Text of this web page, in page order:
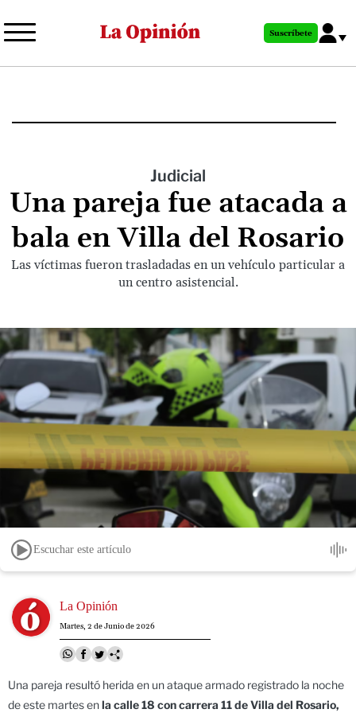
al
principal
Suscríbete
Judicial
Una pareja fue atacada a
bala en Villa del Rosario
Las víctimas fueron trasladadas en un vehículo particular a
un centro asistencial.
Escuchar este artículo
Image La Opinión
Martes, 2 de Junio de 2026
Una pareja resultó herida en un ataque armado registrado la noche
de este martes enla calle 18 con carrera 11 de Villa del Rosario,